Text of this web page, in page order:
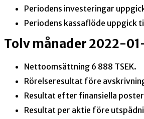
Periodens investeringar
Periodens kassaflöde uppgick
Tolv månader 2022-
Nettoomsättning 6 888 TSEK.
Rörelseresultat före
Resultat efter finansiella poster
Resultat per aktie före